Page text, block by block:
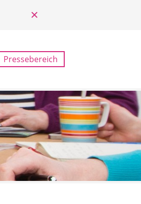
Pressebereich